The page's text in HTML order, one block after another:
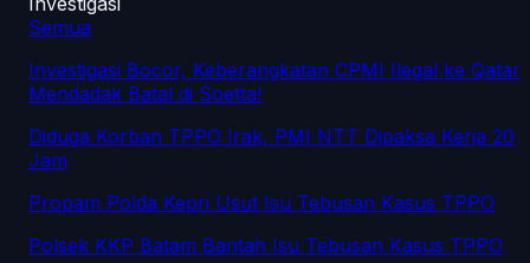
Semua
Investigasi Bocor, Keberangkatan CPMI Ilegal ke Qatar
Mendadak Batal di Soetta!
Diduga Korban TPPO Irak, PMI NTT Dipaksa Kerja 20
Jam
Propam Polda Kepri Usut Isu Tebusan Kasus TPPO
Polsek KKP Batam Bantah Isu Tebusan Kasus TPPO